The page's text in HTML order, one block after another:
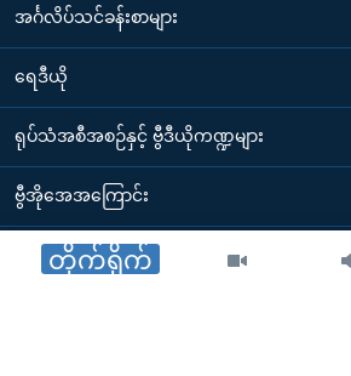
တိုက်ရိုက်
အင်္ဂလိပ်သင်ခန်းစာများ
ရေဒီယို
ရုပ်သံအစီအစဉ်နှင့် ဗွီဒီယိုကဏ္ဍများ
ဗွီအိုအေအကြောင်း
ဗွီအိုအေ မိုဘိုင်းလ်အက်ပ်များ ဒေါင်းလုတ်ယူရန်